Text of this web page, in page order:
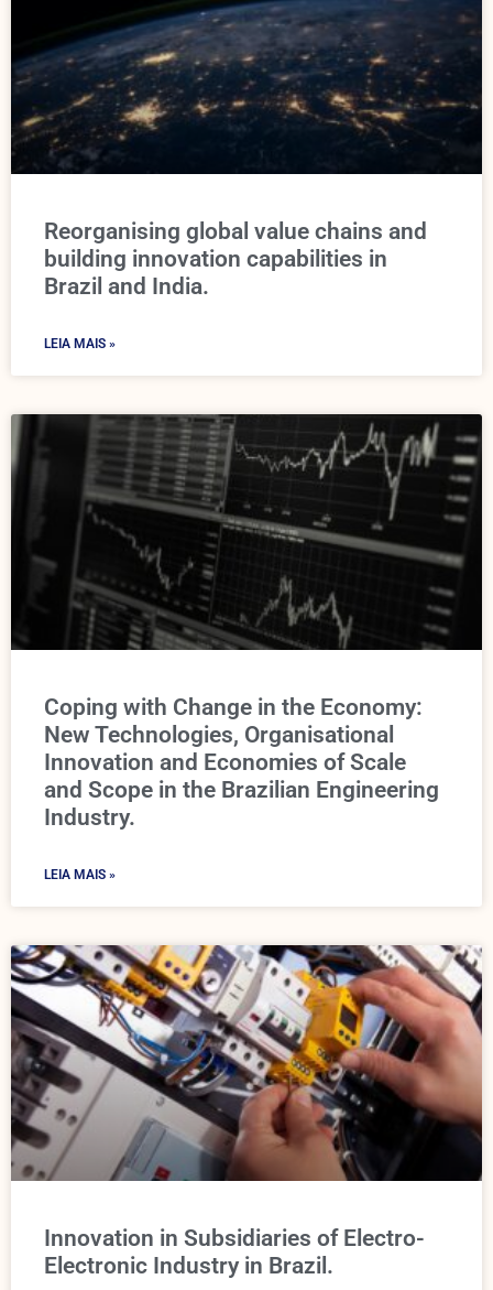
Reorganising global value chains and
building innovation capabilities in
Brazil and India.
LEIA MAIS »
Coping with Change in the Economy:
New Technologies, Organisational
Innovation and Economies of Scale
and Scope in the Brazilian Engineering
Industry.
LEIA MAIS »
Innovation in Subsidiaries of Electro-
Electronic Industry in Brazil.